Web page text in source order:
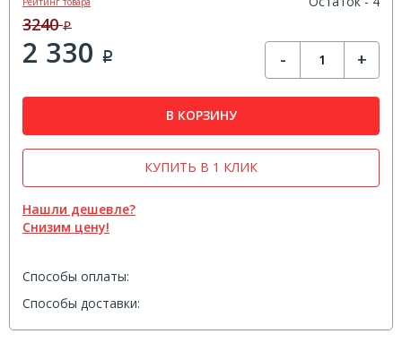
3240Р
2 330 Р - +
В КОРЗИНУ
Нашли дешевле?
Снизим цену!
КУПИТЬ В 1 КЛИК
Способы оплаты:
Способы доставки: